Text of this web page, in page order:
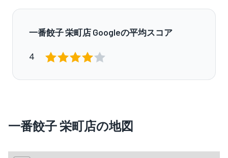
一番餃子 栄町店 Googleの平均スコア
4
一番餃子 栄町店の地図